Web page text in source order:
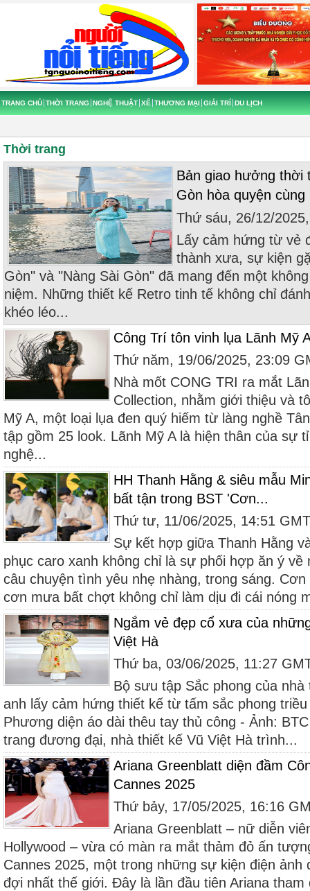
TRANG CHỦ THỜI TRANG NGHỆ THUẬT XẾ THƯƠNG MẠI GIẢI TRÍ DU LỊCH
Thời trang
Bản giao hưởng thời
Gòn hòa quyện
Thứ sáu, 26/12/
Lấy cảm hứng từ vẻ
thành xưa, sự kiện
Gòn" và "Nàng Sài Gòn" đã mang đến một
niệm. Những thiết kế Retro tinh tế không chỉ
khéo léo...
Công Trí tôn vinh lụa Lãnh Mỹ
Thứ năm, 19/06/2025, 23:09
Nhà mốt CONG TRI ra mắt
Collection, nhằm giới thiệu và
Mỹ A, một loại lụa đen quý hiếm từ làng nghề
tập gồm 25 look. Lãnh Mỹ A là hiện thân của sự
nghệ...
HH Thanh Hằng & siêu mẫu
bất tận trong BST 'Cơn...
Thứ tư, 11/06/2025, 14:51
Sự kết hợp giữa Thanh Hằng
phục caro xanh không chỉ là sự phối hợp ăn ý
câu chuyện tình yêu nhẹ nhàng, trong sáng.
cơn mưa bất chợt không chỉ làm dịu đi cái nóng
Ngắm vẻ đẹp cổ xưa của
Việt Hà
Thứ ba, 03/06/2025, 11:27
Bộ sưu tập Sắc phong của
anh lấy cảm hứng thiết kế từ tấm sắc phong
Phương diện áo dài thêu tay thủ công - Ảnh:
trang đương đại, nhà thiết kế Vũ Việt Hà trình...
Ariana Greenblatt diện đầm
Cannes 2025
Thứ bảy, 17/05/2025, 16:16
Ariana Greenblatt – nữ diễn
Hollywood – vừa có màn ra mắt thảm đỏ ấn
Cannes 2025, một trong những sự kiện điện ảnh
đợi nhất thế giới. Đây là lần đầu tiên Ariana tham